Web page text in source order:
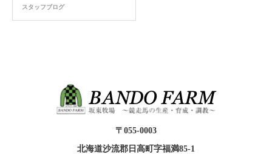
スタッフブログ
〒055-0003
北海道沙流郡日高町字福満85-1